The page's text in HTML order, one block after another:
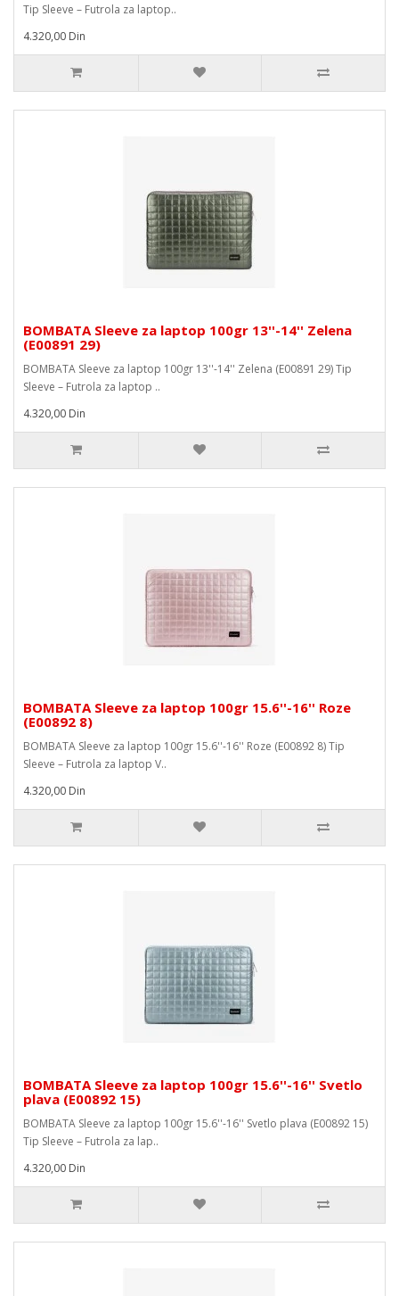
Tip Sleeve – Futrola za laptop..
4.320,00 Din
BOMBATA Sleeve za laptop 100gr 13''-14'' Zelena
(E00891 29)
BOMBATA Sleeve za laptop 100gr 13''-14'' Zelena (E00891 29) Tip
Sleeve – Futrola za laptop ..
4.320,00 Din
BOMBATA Sleeve za laptop 100gr 15.6''-16'' Roze
(E00892 8)
BOMBATA Sleeve za laptop 100gr 15.6''-16'' Roze (E00892 8) Tip
Sleeve – Futrola za laptop V..
4.320,00 Din
BOMBATA Sleeve za laptop 100gr 15.6''-16'' Svetlo
plava (E00892 15)
BOMBATA Sleeve za laptop 100gr 15.6''-16'' Svetlo plava (E00892 15)
Tip Sleeve – Futrola za lap..
4.320,00 Din